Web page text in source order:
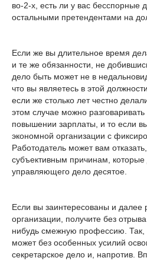
во-2-х, есть ли у вас бесспорные
остальными претендентами на
Если же вы длительное время
и те же обязанности, не
дело быть может не в
что вы являетесь в этой
если же столько лет честно
этом случае можно
повышении зарплаты, и то если
экономной организации с
Работодатель может вам
субъективным причинам, которые
управляющего дело десятое.
Если вы заинтересованы и далее
организации, получите без
нибудь смежную профессию. Так,
может без особенных усилий
секретарское дело и, напротив.